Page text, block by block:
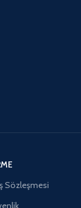
Sözleşmesi